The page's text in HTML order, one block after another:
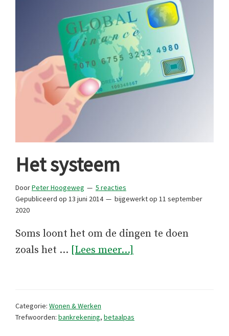
Het systeem
DoorPeter Hoogeweg
5 reacties
Gepubliceerd op 13 juni 2014 bijgewerkt op 11 september
2020
Soms loont het om de dingen te doen
zoals het … [Lees meer...]
Categorie: Wonen & Werken
Trefwoorden: bankrekening, betaalpas